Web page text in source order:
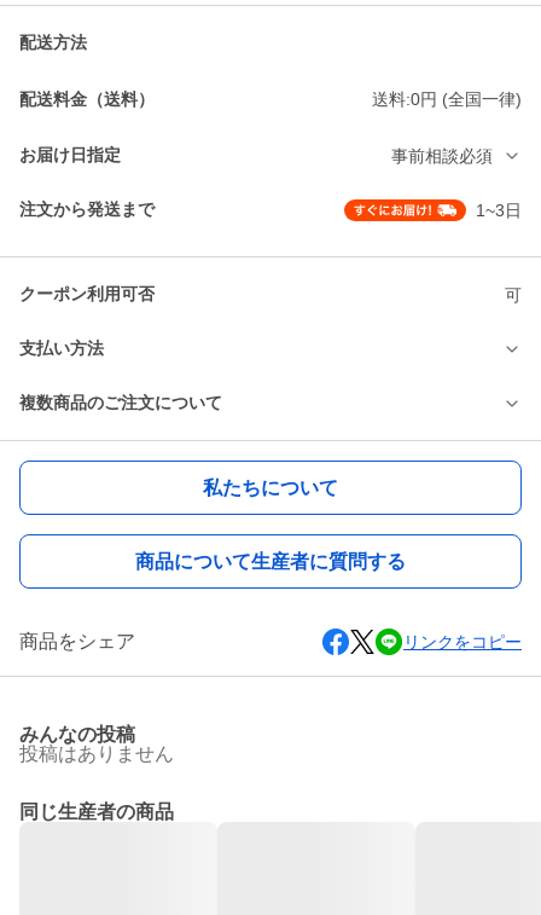
配送方法
配送料金（送料） 送料:0円 (全国一律)
お届け日指定 事前相談必須
注文から発送まで 1~3日
クーポン利用可否 可
支払い方法
複数商品のご注文について
私たちについて
商品について生産者に質問する
商品をシェア リンクをコピー
みんなの投稿
投稿はありません
同じ生産者の商品